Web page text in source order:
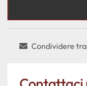
Condividere